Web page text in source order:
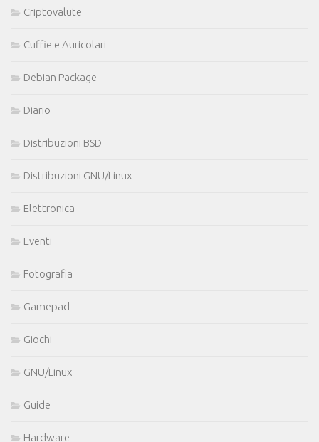
Criptovalute
Cuffie e Auricolari
Debian Package
Diario
Distribuzioni BSD
Distribuzioni GNU/Linux
Elettronica
Eventi
Fotografia
Gamepad
Giochi
GNU/Linux
Guide
Hardware